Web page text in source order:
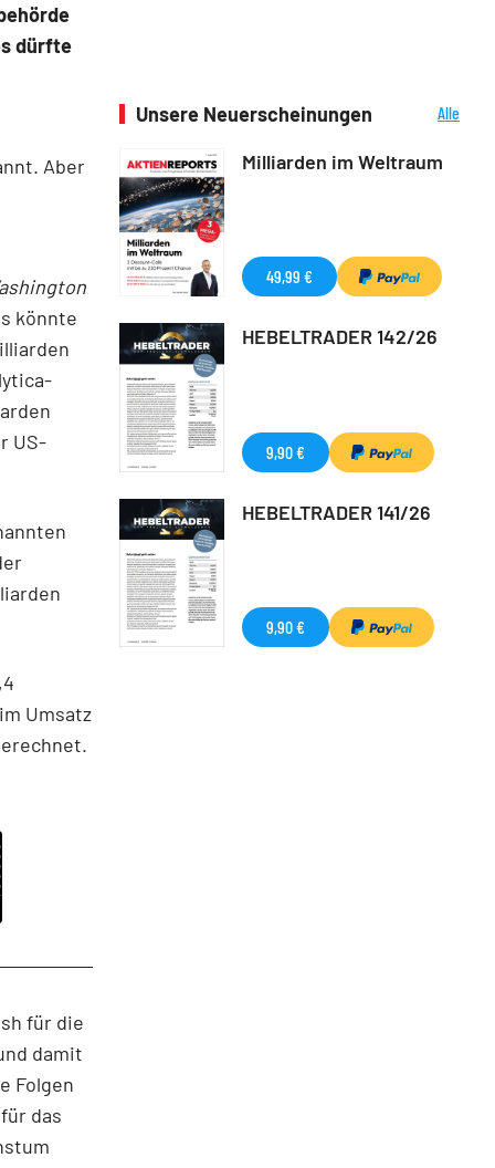
dürfte
Aber
könnte
US-
Umsatz
für die
damit
Folgen
das
Unsere Neuerscheinungen
Alle
Milliarden im Weltraum
49,99 €
HEBELTRADER 142/26
9,90 €
HEBELTRADER 141/26
9,90 €